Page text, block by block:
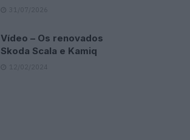
31/07/2026
Vídeo – Os renovados
Skoda Scala e Kamiq
12/02/2024